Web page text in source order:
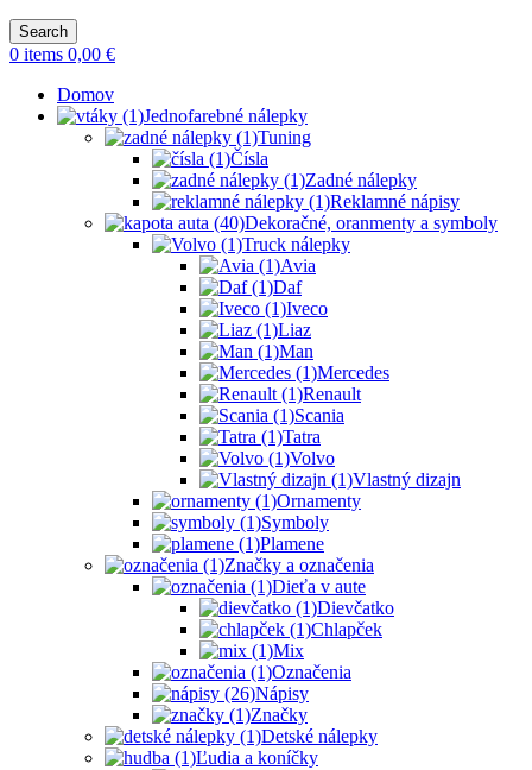
Search
0 items 0,00 €
Domov
Jednofarebné nálepky
Tuning
Čísla
Zadné nálepky
Reklamné nápisy
Dekoračné, oranmenty a symboly
Truck nálepky
Avia
Daf
Iveco
Liaz
Man
Mercedes
Renault
Scania
Tatra
Volvo
Vlastný dizajn
Ornamenty
Symboly
Plamene
Značky a označenia
Dieťa v aute
Dievčatko
Chlapček
Mix
Označenia
Nápisy
Značky
Detské nálepky
Ľudia a koníčky